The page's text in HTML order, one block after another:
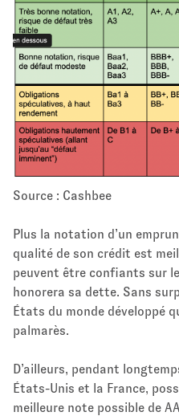
Source : Cashbee
Plus la notation d’un
qualité de son crédit est
peuvent être confiants sur
honorera sa dette. Sans
États du monde développé
palmarès.
D’ailleurs, pendant
États-Unis et la France,
meilleure note possible de